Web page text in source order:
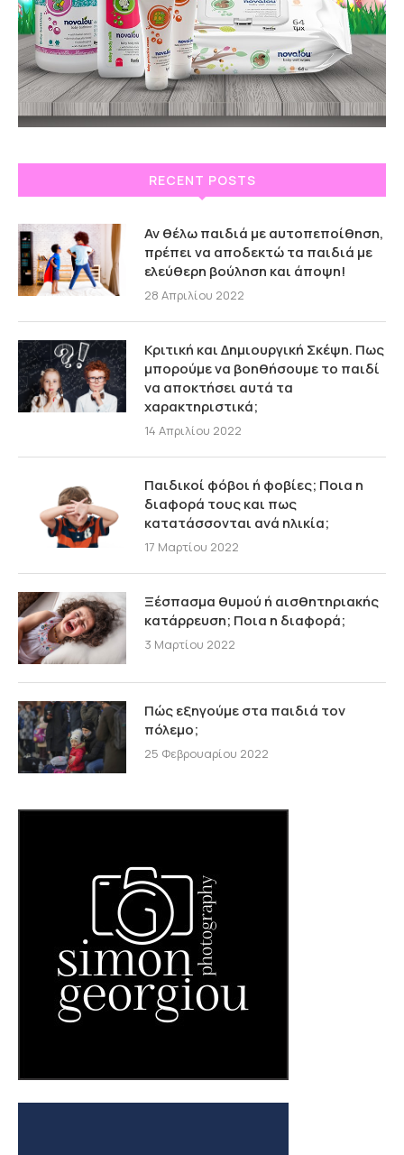
RECENT POSTS
Αν θέλω παιδιά με αυτοπεποίθηση,
πρέπει να αποδεκτώ τα παιδιά με
ελεύθερη βούληση και άποψη!
28 Απριλίου 2022
Κριτική και Δημιουργική Σκέψη. Πως
μπορούμε να βοηθήσουμε το παιδί
να αποκτήσει αυτά τα
χαρακτηριστικά;
14 Απριλίου 2022
Παιδικοί φόβοι ή φοβίες; Ποια η
διαφορά τους και πως
κατατάσσονται ανά ηλικία;
17 Μαρτίου 2022
Ξέσπασμα θυμού ή αισθητηριακής
κατάρρευση; Ποια η διαφορά;
3 Μαρτίου 2022
Πώς εξηγούμε στα παιδιά τον
πόλεμο;
25 Φεβρουαρίου 2022